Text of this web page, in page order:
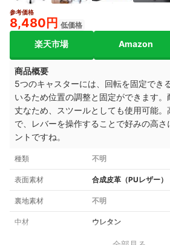
参考価格
8,480円 低価格
楽天市場 Amazon
商品概要
5つのキャスターには、回転を固定でき
いるため位置の調整と固定ができます
丈なため、スツールとしても使用可能
で、レバーを操作することで好みの高さ
ントですね。
種類 不明
表面素材 合成皮革（PUレザー）
裏地素材 不明
中材 ウレタン